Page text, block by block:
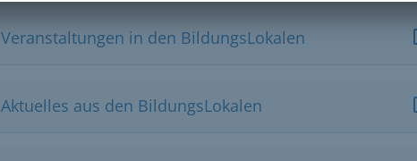
Veranstaltungen in den BildungsLokalen
Aktuelles aus den BildungsLokalen